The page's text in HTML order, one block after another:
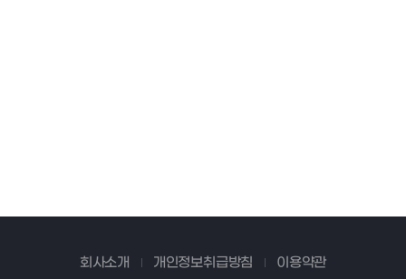
회사소개 개인정보취급방침 이용약관